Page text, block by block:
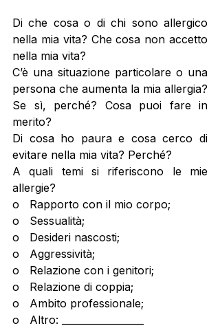
Di che cosa o di chi sono allergico
nella mia vita? Che cosa non accetto
nella mia vita?
C’è una situazione particolare o una
persona che aumenta la mia allergia?
Se sì, perché? Cosa puoi fare in
merito?
Di cosa ho paura e cosa cerco di
evitare nella mia vita? Perché?
A quali temi si riferiscono le mie
allergie?
o   Rapporto con il mio corpo;
o   Sessualità;
o   Desideri nascosti;
o   Aggressività;
o   Relazione con i genitori;
o   Relazione di coppia;
o   Ambito professionale;
o   Altro: _________________